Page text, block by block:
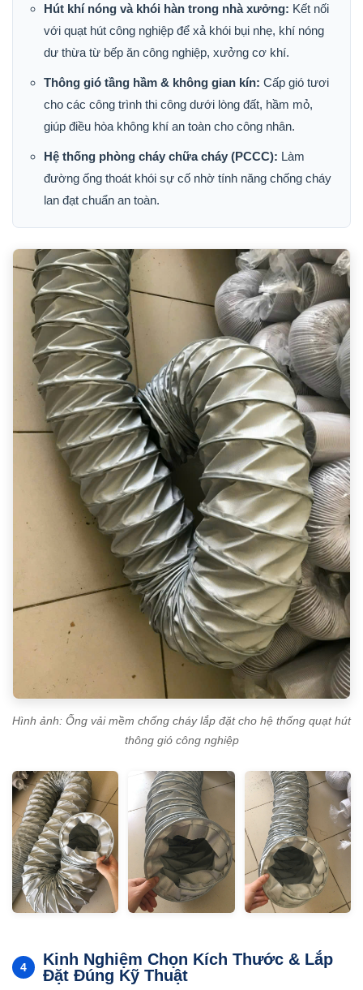
Hút khí nóng và khói hàn trong nhà xưởng: Kết nối
với quạt hút công nghiệp để xả khói bụi nhẹ, khí nóng
dư thừa từ bếp ăn công nghiệp, xưởng cơ khí.
Thông gió tầng hầm & không gian kín: Cấp gió tươi
cho các công trình thi công dưới lòng đất, hầm mỏ,
giúp điều hòa không khí an toàn cho công nhân.
Hệ thống phòng cháy chữa cháy (PCCC): Làm
đường ống thoát khói sự cố nhờ tính năng chống cháy
lan đạt chuẩn an toàn.
Hình ảnh: Ống vải mềm chống cháy lắp đặt cho hệ thống quạt hút
thông gió công nghiệp
4
Kinh Nghiệm Chọn Kích Thước & Lắp
Đặt Đúng Kỹ Thuật